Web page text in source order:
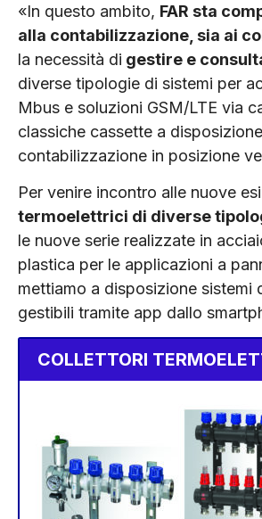
«In questo ambito, FAR sta
alla contabilizzazione, sia ai
la necessità di gestire e
diverse tipologie di sistemi per
Mbus e soluzioni GSM/LTE via
classiche cassette a
contabilizzazione in posizione
Per venire incontro alle nuove
termoelettrici di diverse
le nuove serie realizzate in
plastica per le applicazioni a
mettiamo a disposizione sistemi
gestibili tramite app dallo
COLLETTORI